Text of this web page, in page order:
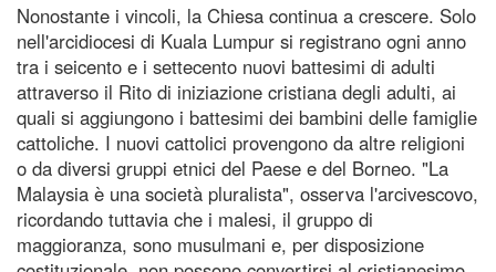
Nonostante i vincoli, la Chiesa continua a crescere. Solo
nell'arcidiocesi di Kuala Lumpur si registrano ogni anno
tra i seicento e i settecento nuovi battesimi di adulti
attraverso il Rito di iniziazione cristiana degli adulti, ai
quali si aggiungono i battesimi dei bambini delle famiglie
cattoliche. I nuovi cattolici provengono da altre religioni
o da diversi gruppi etnici del Paese e del Borneo. "La
Malaysia è una società pluralista", osserva l'arcivescovo,
ricordando tuttavia che i malesi, il gruppo di
maggioranza, sono musulmani e, per disposizione